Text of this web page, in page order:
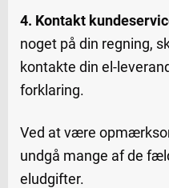
4. Kontakt
noget på din regning,
kontakte din el-
forklaring.
Ved at være
undgå mange af de
eludgifter.